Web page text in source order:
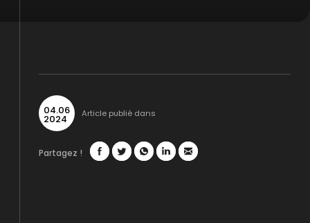
04.06
2024 Article publié dans
Partagez !